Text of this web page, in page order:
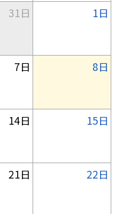
31日 1日
7日 8日
14日 15日
21日 22日